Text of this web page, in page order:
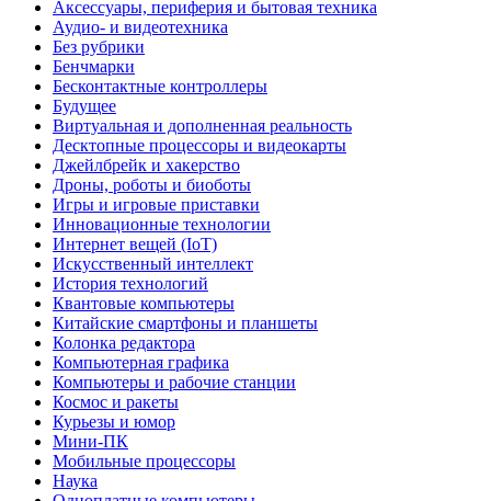
Аксессуары, периферия и бытовая техника
Аудио- и видеотехника
Без рубрики
Бенчмарки
Бесконтактные контроллеры
Будущее
Виртуальная и дополненная реальность
Десктопные процессоры и видеокарты
Джейлбрейк и хакерство
Дроны, роботы и биоботы
Игры и игровые приставки
Инновационные технологии
Интернет вещей (IoT)
Искусственный интеллект
История технологий
Квантовые компьютеры
Китайские смартфоны и планшеты
Колонка редактора
Компьютерная графика
Компьютеры и рабочие станции
Космос и ракеты
Курьезы и юмор
Мини-ПК
Мобильные процессоры
Наука